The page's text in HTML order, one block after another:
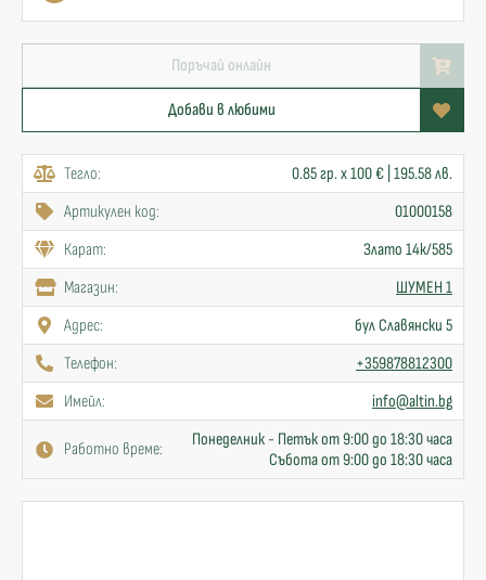
Поръчай онлайн
Добави в любими
Тегло:
0.85 гр. x 100 € | 195.58 лв.
Артикулен код:
01000158
Карат:
Злато 14к/585
Mагазин:
ШУМЕН 1
Адрес:
бул Славянски 5
Телефон:
+359878812300
Имейл:
info@altin.bg
Работно време:
Понеделник - Петък от 9:00 до 18:30 часа
Събота от 9:00 до 18:30 часа